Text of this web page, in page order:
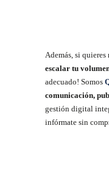
Además, si quieres
escalar tu
adecuado! Somos
comunicación,
gestión digital
infórmate sin